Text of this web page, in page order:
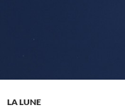
LA LUNE